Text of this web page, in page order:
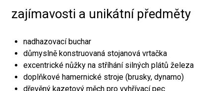
zajímavosti a unikátní předměty
nadhazovací buchar
důmyslně konstruovaná stojanová vrtačka
excentrické nůžky na stříhání silných plátů železa
doplňkové hamernické stroje (brusky, dynamo)
dřevěný kazetový měch pro vyhřívací pec